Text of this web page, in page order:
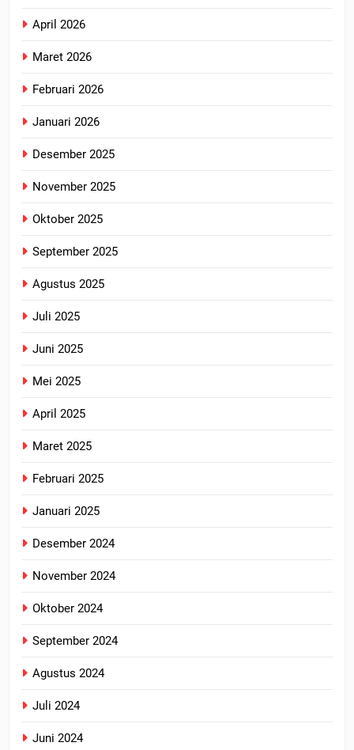
April 2026
Maret 2026
Februari 2026
Januari 2026
Desember 2025
November 2025
Oktober 2025
September 2025
Agustus 2025
Juli 2025
Juni 2025
Mei 2025
April 2025
Maret 2025
Februari 2025
Januari 2025
Desember 2024
November 2024
Oktober 2024
September 2024
Agustus 2024
Juli 2024
Juni 2024